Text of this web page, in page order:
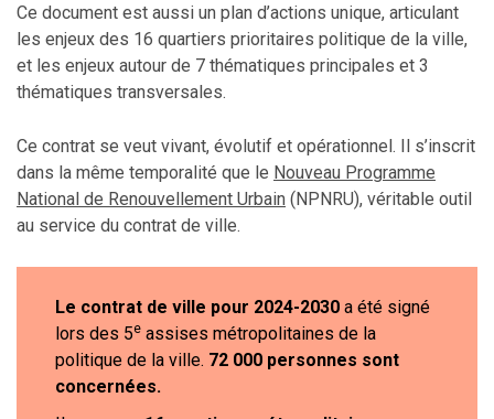
Ce document est aussi un plan d’actions unique, articulant
les enjeux des 16 quartiers prioritaires politique de la ville,
et les enjeux autour de 7 thématiques principales et 3
thématiques transversales.
Ce contrat se veut vivant, évolutif et opérationnel. Il s’inscrit
dans la même temporalité que le Nouveau Programme
National de Renouvellement Urbain (NPNRU), véritable outil
au service du contrat de ville.
Le contrat de ville pour 2024-2030 a été signé
lors des 5e assises métropolitaines de la
politique de la ville. 72 000 personnes sont
concernées.